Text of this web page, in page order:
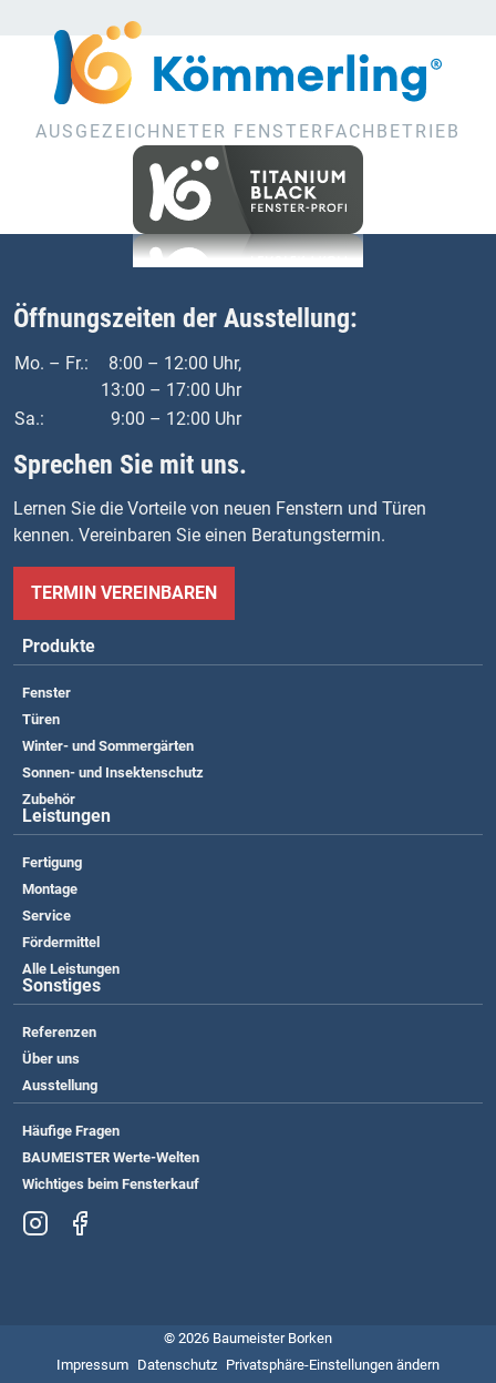
AUSGEZEICHNETER FENSTERFACHBETRIEB
Öffnungszeiten der Ausstellung:
Mo. – Fr.:
8:00 – 12:00 Uhr,
13:00 – 17:00 Uhr
Sa.:
9:00 – 12:00 Uhr
Sprechen Sie mit uns.
Lernen Sie die Vorteile von neuen Fenstern und Türen
kennen. Vereinbaren Sie einen Beratungstermin.
TERMIN VEREINBAREN
Produkte
Fenster
Türen
Winter- und Sommergärten
Sonnen- und Insektenschutz
Zubehör
Leistungen
Fertigung
Montage
Service
Fördermittel
Alle Leistungen
Sonstiges
Referenzen
Über uns
Ausstellung
Häufige Fragen
BAUMEISTER Werte-Welten
Wichtiges beim Fensterkauf
© 2026 Baumeister Borken
Impressum Datenschutz Privatsphäre-Einstellungen ändern